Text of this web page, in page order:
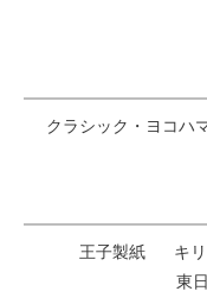
クラシック・ヨコハ
王子製紙 キ
東